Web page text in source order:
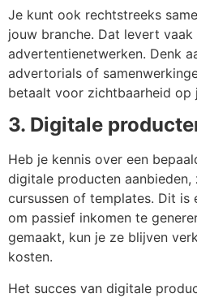
Je kunt ook rechtstreeks
jouw branche. Dat levert
advertentienetwerken. Denk
advertorials of
betaalt voor zichtbaarheid op
3. Digitale
Heb je kennis over een
digitale producten
cursussen of templates. Dit is
om passief inkomen te
gemaakt, kun je ze blijven
kosten.
Het succes van digitale